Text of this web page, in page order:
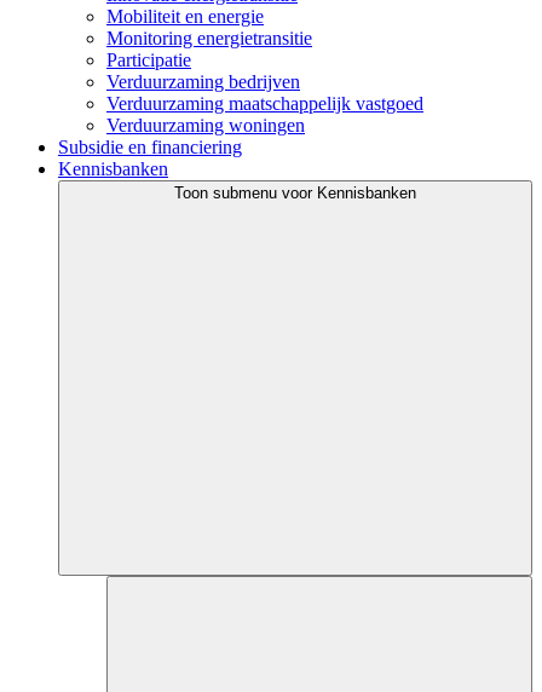
Mobiliteit en energie
Monitoring energietransitie
Participatie
Verduurzaming bedrijven
Verduurzaming maatschappelijk vastgoed
Verduurzaming woningen
Subsidie en financiering
Kennisbanken
Toon submenu voor Kennisbanken